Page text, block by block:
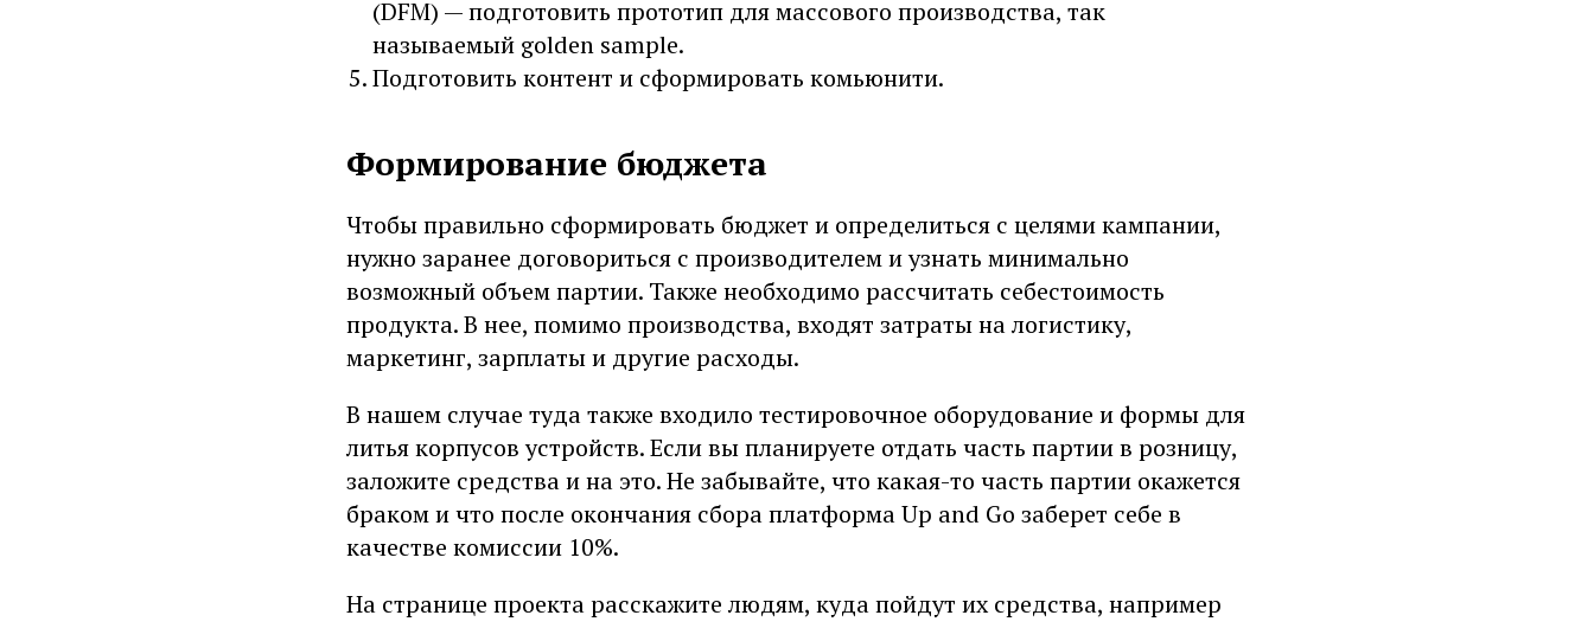
(DFM) — подготовить прототип для массового производства, так
называемый golden sample.
Подготовить контент и сформировать комьюнити.
Формирование бюджета
Чтобы правильно сформировать бюджет и определиться с целями кампании,
нужно заранее договориться с производителем и узнать минимально
возможный объем партии. Также необходимо рассчитать себестоимость
продукта. В нее, помимо производства, входят затраты на логистику,
маркетинг, зарплаты и другие расходы.
В нашем случае туда также входило тестировочное оборудование и формы для
литья корпусов устройств. Если вы планируете отдать часть партии в розницу,
заложите средства и на это. Не забывайте, что какая-то часть партии окажется
браком и что после окончания сбора платформа Up and Go заберет себе в
качестве комиссии 10%.
На странице проекта расскажите людям, куда пойдут их средства, например